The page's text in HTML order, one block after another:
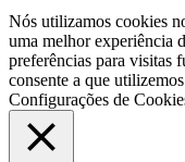
Nós utilizamos cookies
uma melhor experiência
preferências para visitas
consente a que
Configurações de